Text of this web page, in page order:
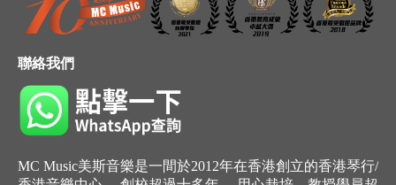
聯絡我們
MC Music美斯音樂是一間於2012年在香港創立的香港琴行/